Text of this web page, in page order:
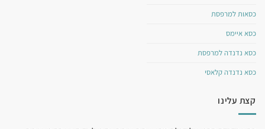
קצת עלינו
כסאות למרפסת
כסא איימס
כסא נדנדה למרפסת
כסא נדנדה קלאסי